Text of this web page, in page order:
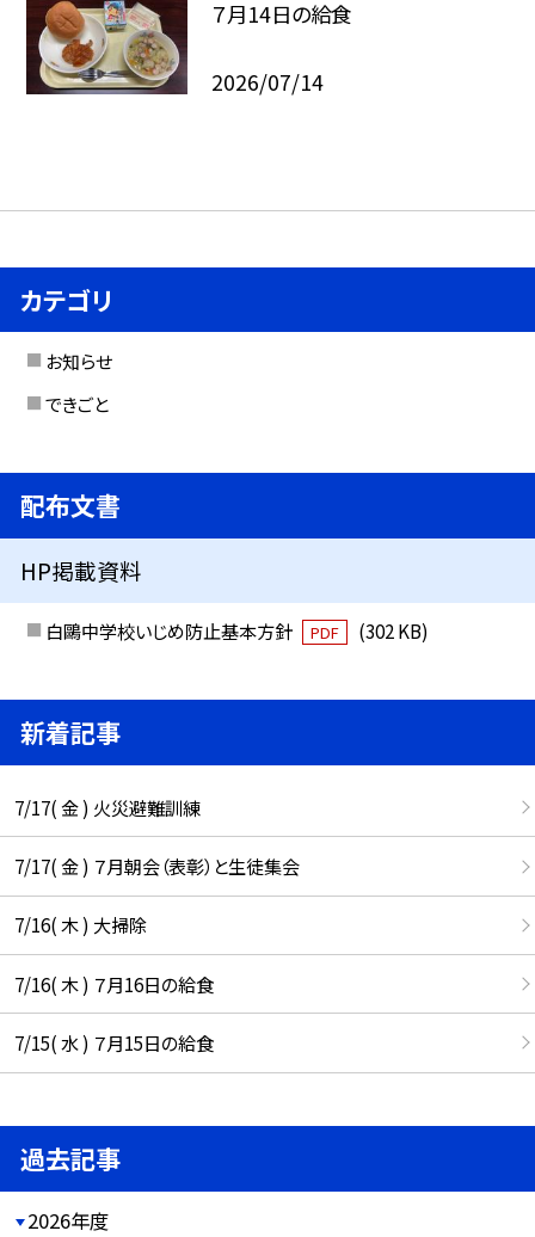
７月14日の給食
2026/07/14
カテゴリ
お知らせ
できごと
配布文書
HP掲載資料
白鷗中学校いじめ防止基本方針 PDF (302 KB)
新着記事
7/17( 金 ) 火災避難訓練
7/17( 金 ) ７月朝会（表彰）と生徒集会
7/16( 木 ) 大掃除
7/16( 木 ) ７月16日の給食
7/15( 水 ) ７月15日の給食
過去記事
2026年度